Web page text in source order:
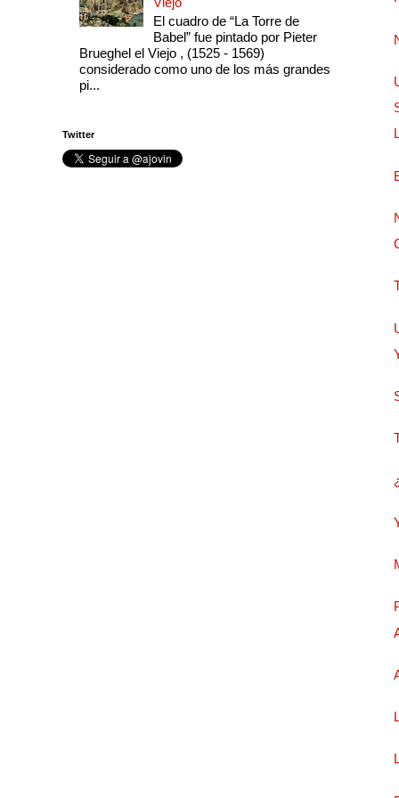
El cuadro de “La Torre de
Babel” fue pintado por Pieter
Brueghel el Viejo , (1525 - 1569)
considerado como uno de los más grandes
pi...
Twitter